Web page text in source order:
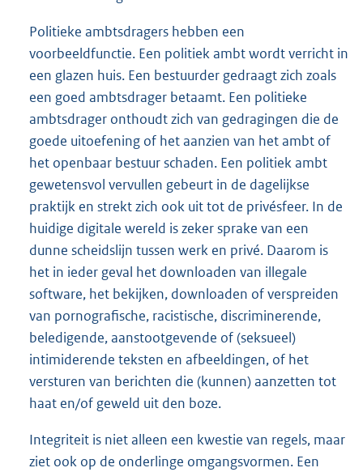
Politieke ambtsdragers hebben een
voorbeeldfunctie. Een politiek ambt wordt verricht in
een glazen huis. Een bestuurder gedraagt zich zoals
een goed ambtsdrager betaamt. Een politieke
ambtsdrager onthoudt zich van gedragingen die de
goede uitoefening of het aanzien van het ambt of
het openbaar bestuur schaden. Een politiek ambt
gewetensvol vervullen gebeurt in de dagelijkse
praktijk en strekt zich ook uit tot de privésfeer. In de
huidige digitale wereld is zeker sprake van een
dunne scheidslijn tussen werk en privé. Daarom is
het in ieder geval het downloaden van illegale
software, het bekijken, downloaden of verspreiden
van pornografische, racistische, discriminerende,
beledigende, aanstootgevende of (seksueel)
intimiderende teksten en afbeeldingen, of het
versturen van berichten die (kunnen) aanzetten tot
haat en/of geweld uit den boze.
Integriteit is niet alleen een kwestie van regels, maar
ziet ook op de onderlinge omgangsvormen. Een